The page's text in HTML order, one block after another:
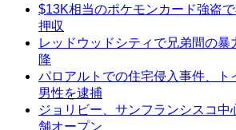
$13K相当のポケモンカード強盗
押収
レッドウッドシティで兄弟間の暴
降
パロアルトでの住宅侵入事件、ト
男性を逮捕
ジョリビー、サンフランシスコ中
舗オープン